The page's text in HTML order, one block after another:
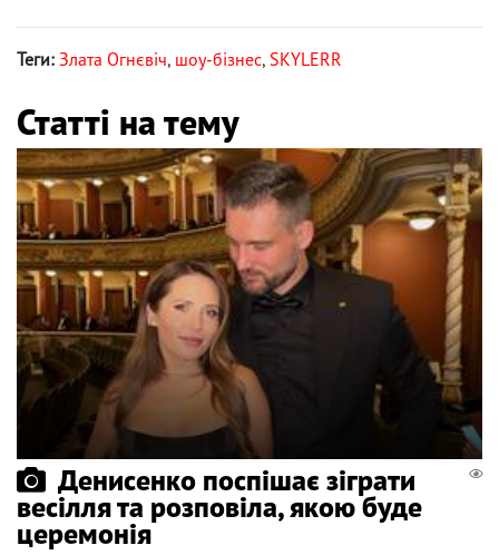
Теги: Злата Огнєвіч, шоу-бізнес, SKYLERR
Статті на тему
Денисенко поспішає зіграти
весілля та розповіла, якою буде
церемонія